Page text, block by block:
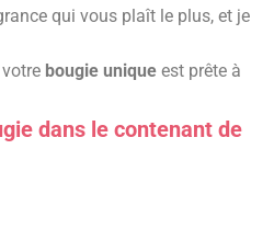
qui vous plaît le plus, et je
bougie unique est prête à
dans le contenant de